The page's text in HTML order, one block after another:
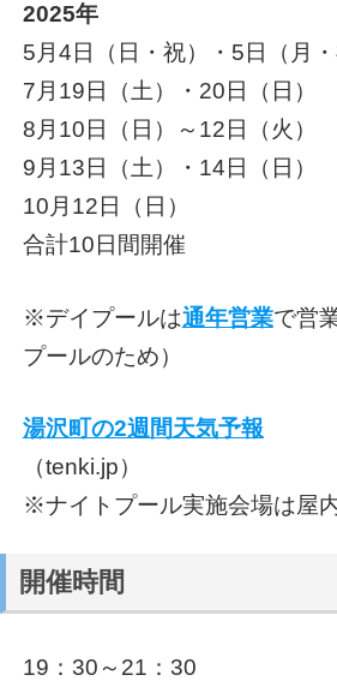
2025年
5月4日（日・祝）・5日（月・
7月19日（土）・20日（日）
8月10日（日）～12日（火）
9月13日（土）・14日（日）
10月12日（日）
合計10日間開催
※デイプールは通年営業で営
プールのため）
湯沢町の2週間天気予報
（tenki.jp）
※ナイトプール実施会場は屋
開催時間
19：30～21：30